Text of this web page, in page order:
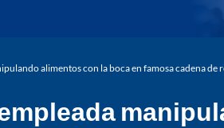
alimentos con la boca en famosa cadena de